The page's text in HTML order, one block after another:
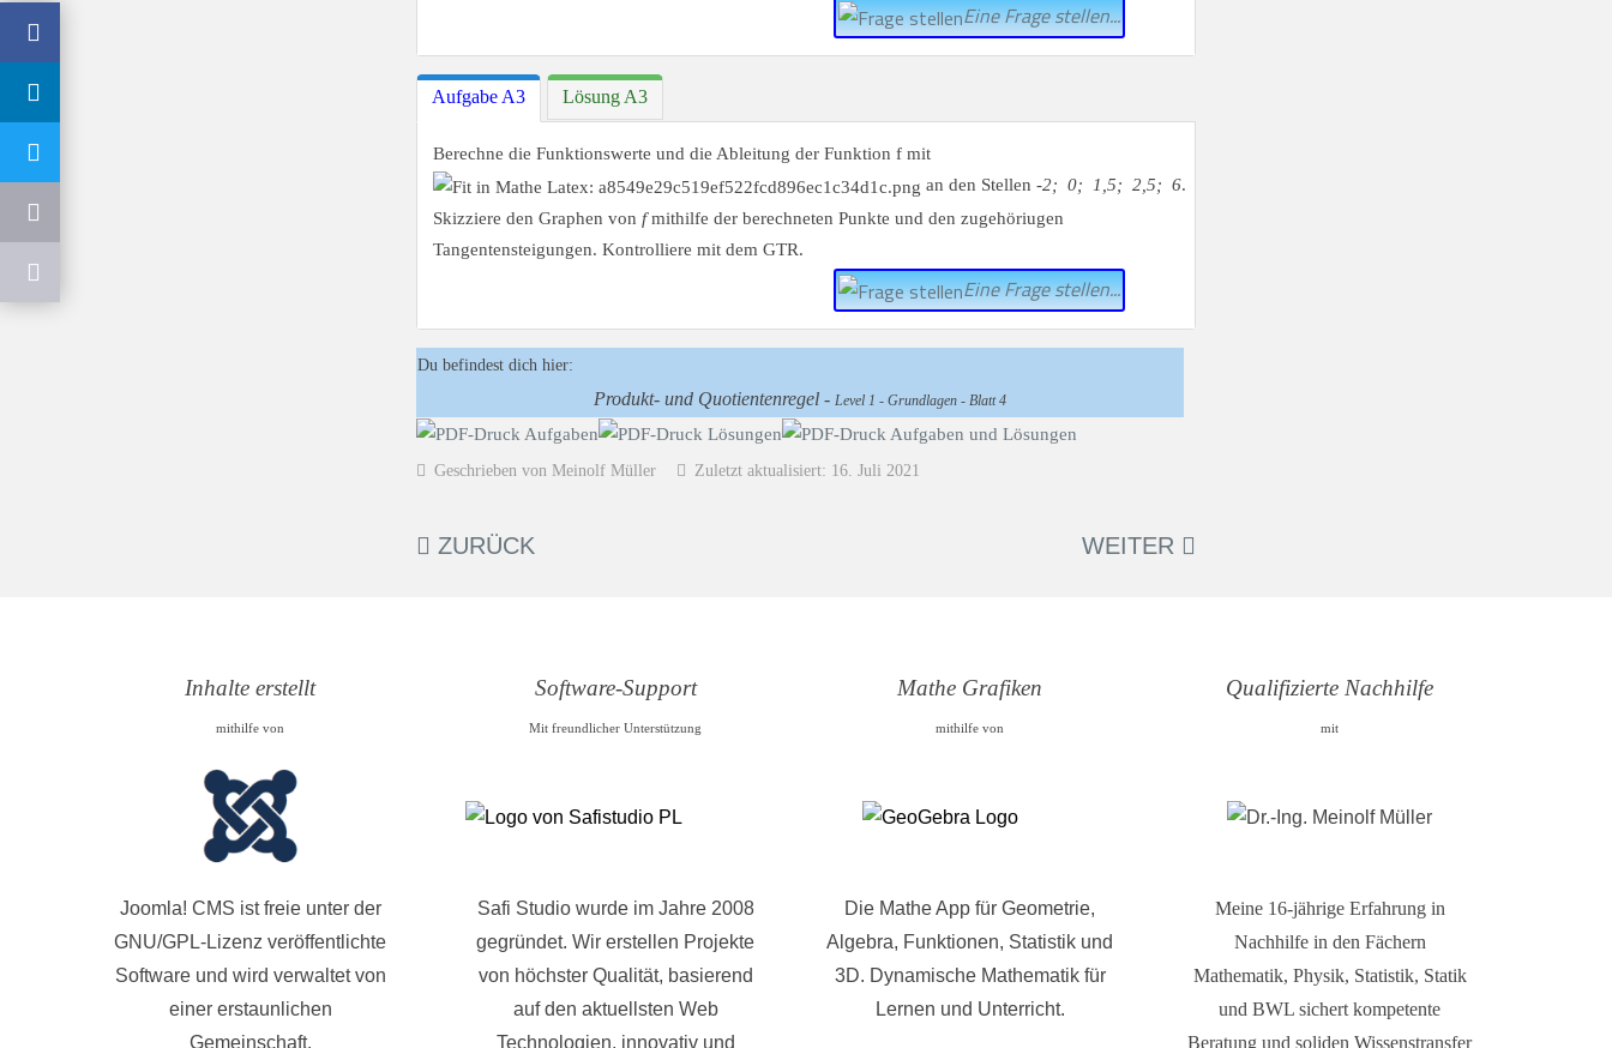
Eine Frage stellen...
Aufgabe A3 Lösung A3
Berechne die Funktionswerte und die Ableitung der Funktion f mit
an den Stellen -2; 0; 1,5; 2,5; 6.
Skizziere den Graphen von fmithilfe der berechneten Punkte und den zugehöriugen
Tangentensteigungen. Kontrolliere mit dem GTR.
Eine Frage stellen...
Du befindest dich hier:
Produkt- und Quotientenregel - Level 1 - Grundlagen - Blatt 4
Geschrieben von Meinolf Müller Zuletzt aktualisiert: 16. Juli 2021
ZURÜCK WEITER
Inhalte erstellt
mithilfe von
Joomla! CMS ist freie unter der
GNU/GPL-Lizenz veröffentlichte
Software und wird verwaltet von
einer erstaunlichen
Gemeinschaft.
Software-Support
Mit freundlicher Unterstützung
Safi Studio wurde im Jahre 2008
gegründet. Wir erstellen Projekte
von höchster Qualität, basierend
auf den aktuellsten Web
Technologien, innovativ und
Mathe Grafiken
mithilfe von
Die Mathe App für Geometrie,
Algebra, Funktionen, Statistik und
3D. Dynamische Mathematik für
Lernen und Unterricht.
Qualifizierte Nachhilfe
mit
Meine 16-jährige Erfahrung in
Nachhilfe in den Fächern
Mathematik, Physik, Statistik, Statik
und BWL sichert kompetente
Beratung und soliden Wissenstransfer